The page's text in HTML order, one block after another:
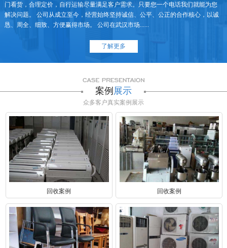
门看货，合理定价，自行运输尽量满足客户需求。只要您一个电话我们就能为您
解决问题。 公司从成立至今，经营始终坚持诚信、公平、公正的合作核心，以诚
恳、周全、细致、方便赢得市场。 公司在武汉市场......
了解更多
案例 展示
众多客户真实案例展示
回收案例 回收案例